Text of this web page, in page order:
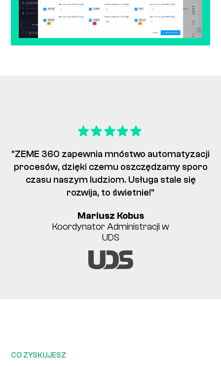
"ZEME 360 zapewnia mnóstwo automatyzacji
procesów, dzięki czemu oszczędzamy sporo
czasu naszym ludziom. Usługa stale się
rozwija, to świetnie!"
Mariusz Kobus
Koordynator Administracji w
UDS
CO ZYSKUJESZ